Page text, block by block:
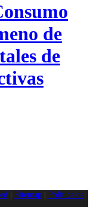
de
de
Sitemap
Política de